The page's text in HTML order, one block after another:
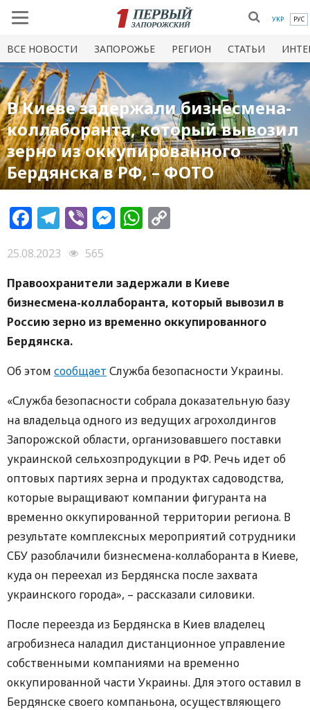
УКР РУС
ВСЕ НОВОСТИ ЗАПОРОЖЬЕ РЕГИОН СТАТЬИ
В Киеве задержали бизнесмена-
коллаборанта, который вывозил
зерно из оккупированного
Бердянска в РФ, – ФОТО
Facebook
Telegram
ViberMessenger
WhatsApp
25.08.2023
565
Правоохранители задержали в Киеве
бизнесмена-коллаборанта, который вывозил в
Россию зерно из временно оккупированного
Бердянска.
Об этом сообщает Служба безопасности Украины.
«Служба безопасности собрала доказательную базу
на владельца одного из ведущих агрохолдингов
Запорожской области, организовавшего поставки
украинской сельхозпродукции в РФ. Речь идет об
оптовых партиях зерна и продуктах садоводства,
которые выращивают компании фигуранта на
временно оккупированной территории региона. В
результате комплексных мероприятий сотрудники
СБУ разоблачили бизнесмена-коллаборанта в Киеве,
куда он переехал из Бердянска после захвата
украинского города», – рассказали силовики.
После переезда из Бердянска в Киев владелец
агробизнеса наладил дистанционное управление
собственными компаниями на временно
оккупированной части Украины. Для этого оставил в
Бердянске своего компаньона, осуществляющего